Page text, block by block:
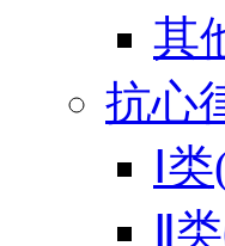
其
抗心
Ⅰ
Ⅱ